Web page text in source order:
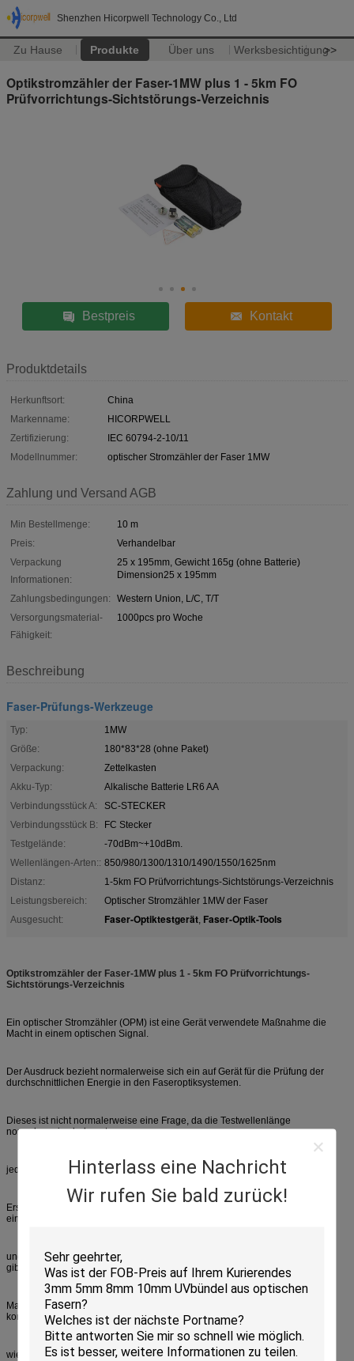
Shenzhen Hicorpwell Technology Co., Ltd
Zu Hause Produkte Über uns Werksbesichtigung>>
Hinterlass eine Nachricht
Wir rufen Sie bald zurück!
Optikstromzähler der Faser-1MW plus 1 - 5km FO
Prüfvorrichtungs-Sichtstörungs-Verzeichnis
Bestpreis Kontakt
Produktdetails
Herkunftsort:
China
Markenname:
HICORPWELL
Zertifizierung:
IEC 60794-2-10/11
Modellnummer:
optischer Stromzähler der Faser 1MW
Zahlung und Versand AGB
Min Bestellmenge:
10 m
Preis:
Verhandelbar
Verpackung
Informationen:
25 x 195mm, Gewicht 165g (ohne Batterie)
Dimension25 x 195mm
Zahlungsbedingungen:
Western Union, L/C, T/T
Versorgungsmaterial-
Fähigkeit:
1000pcs pro Woche
Beschreibung
Faser-Prüfungs-Werkzeuge
Typ:
1MW
Größe:
180*83*28 (ohne Paket)
Verpackung:
Zettelkasten
Akku-Typ:
Alkalische Batterie LR6 AA
Verbindungsstück A:
SC-STECKER
Verbindungsstück B:
FC Stecker
Testgelände:
-70dBm~+10dBm.
Wellenlängen-Arten:: 850/980/1300/1310/1490/1550/1625nm
Distanz:
1-5km FO Prüfvorrichtungs-Sichtstörungs-Verzeichnis
Leistungsbereich:
Optischer Stromzähler 1MW der Faser
Ausgesucht:
Faser-Optiktestgerät, Faser-Optik-Tools
Optikstromzähler der Faser-1MW plus 1 - 5km FO Prüfvorrichtungs-
Sichtstörungs-Verzeichnis
Ein optischer Stromzähler (OPM) ist eine Gerät verwendete Maßnahme die
Macht in einem optischen Signal.
Der Ausdruck bezieht normalerweise sich ein auf Gerät für die Prüfung der
durchschnittlichen Energie in den Faseroptiksystemen.
Dieses ist nicht normalerweise eine Frage, da die Testwellenlänge
normalerweise bekannt,
jedoch hat es ein paar Nachteile.
Erstens muss der Benutzer das Meter auf die korrekte Testwellenlänge
einstellen,
und zweitens, wenn resultiert es andere unechte vorhandene Wellenlängen
gibt, dann falsche Lesungen.
Manchmal optische Stromzähler werden mit einer anderen Testfunktion
kombiniert
wie eine optische Lichtquelle (OLS) oder Sichtstörungs-Verzeichnis (VFL),